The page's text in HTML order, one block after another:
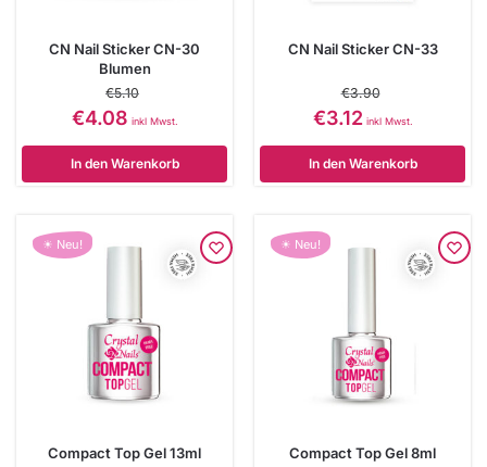
CN Nail Sticker CN-30
Blumen
€5.10
€4.08 inkl Mwst.
In den Warenkorb
CN Nail Sticker CN-33
€3.90
€3.12 inkl Mwst.
In den Warenkorb
☀ Neu!
Compact Top Gel 13ml
☀ Neu!
Compact Top Gel 8ml